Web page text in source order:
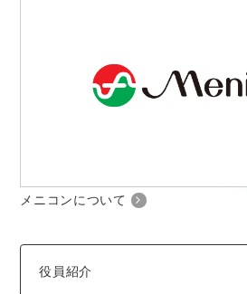
メニコンについて
役員紹介